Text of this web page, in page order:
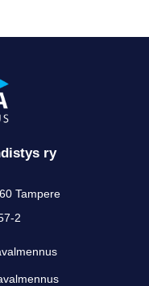
ry
Tampere
2